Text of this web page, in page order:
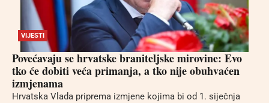
VIJESTI
Povećavaju se hrvatske braniteljske mirovine: Evo
tko će dobiti veća primanja, a tko nije obuhvaćen
izmjenama
Hrvatska Vlada priprema izmjene kojima bi od 1. siječnja